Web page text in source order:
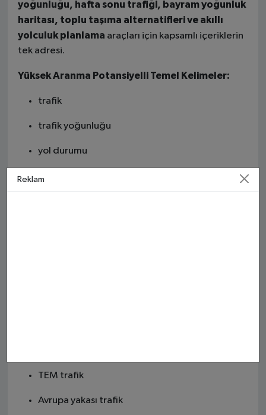
yoğunluğu, hafta sonu trafiği, bayram yoğunluk
haritası, toplu taşıma alternatifleri ve akıllı
yolculuk planlama araçları için kapsamlı içeriklerin
tek adresi.
Yüksek Aranma Potansiyelli Temel Kelimeler:
trafik
trafik yoğunluğu
yol durumu
trafik kazası
TEM trafik
Avrupa yakası trafik
Reklam